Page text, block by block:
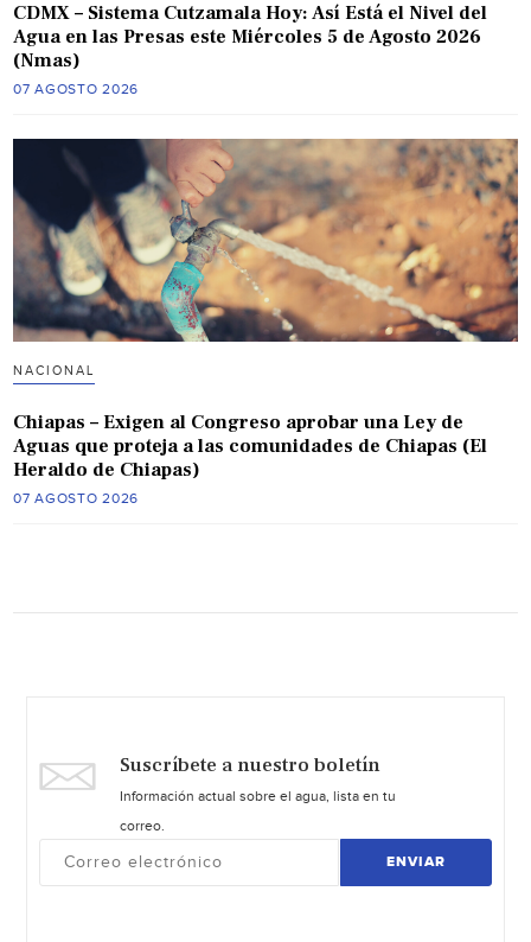
CDMX – Sistema Cutzamala Hoy: Así Está el Nivel del
Agua en las Presas este Miércoles 5 de Agosto 2026
(Nmas)
07 AGOSTO 2026
NACIONAL
Chiapas – Exigen al Congreso aprobar una Ley de
Aguas que proteja a las comunidades de Chiapas (El
Heraldo de Chiapas)
07 AGOSTO 2026
Suscríbete a nuestro boletín
Información actual sobre el agua, lista en tu
correo.
ENVIAR